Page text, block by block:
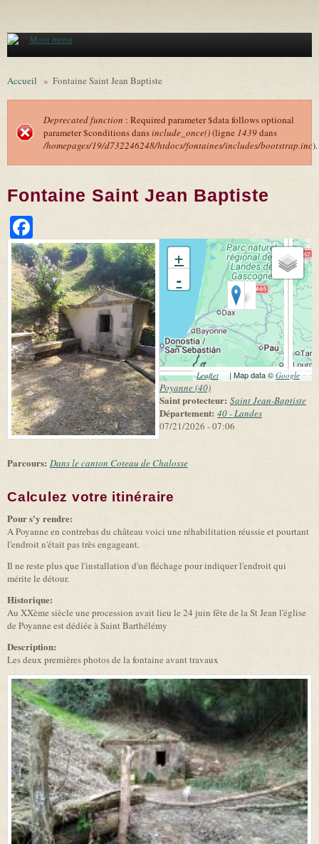
Main menu
Accueil » Fontaine Saint Jean Baptiste
Message d'erreur
Deprecated function : Required parameter $data follows optional
parameter $conditions dansinclude_once()(ligne 1439dans
/homepages/19/d732246248/htdocs/fontaines/includes/bootstrap.inc).
Fontaine Saint Jean Baptiste
+
-
Leaflet (link is external)
| Map data ©Google(link
Poyanne (40)
Saint protecteur: Saint Jean-Baptiste
Département: 40 - Landes
07/21/2026 - 07:06
Parcours: Dans le canton Coteau de Chalosse
Calculez votre itinéraire
Pour s'y rendre:
A Poyanne en contrebas du château voici une réhabilitation réussie et pourtant
l'endroit n'était pas très engageant.
Il ne reste plus que l'installation d'un fléchage pour indiquer l'endroit qui
mérite le détour.
Historique:
Au XXème siècle une procession avait lieu le 24 juin fête de la St Jean l'église
de Poyanne est dédiée à Saint Barthélémy
Description:
Les deux premières photos de la fontaine avant travaux